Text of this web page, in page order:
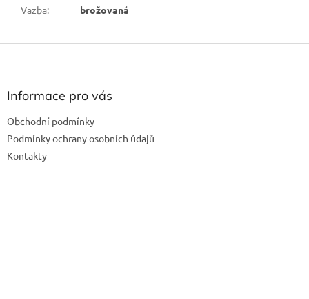
Vazba: brožovaná
Z
Informace pro vás
Obchodní podmínky
Podmínky ochrany osobních údajů
Kontakty